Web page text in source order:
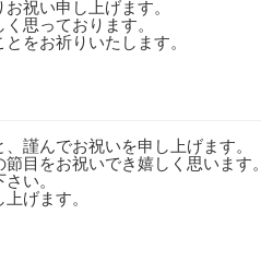
祝い申し上げます。
思っております。
をお祈りいたします。
謹んでお祝いを申し上げます。
目をお祝いでき嬉しく思います。
い。
げます。